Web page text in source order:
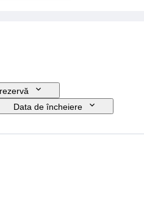
Data de încheiere